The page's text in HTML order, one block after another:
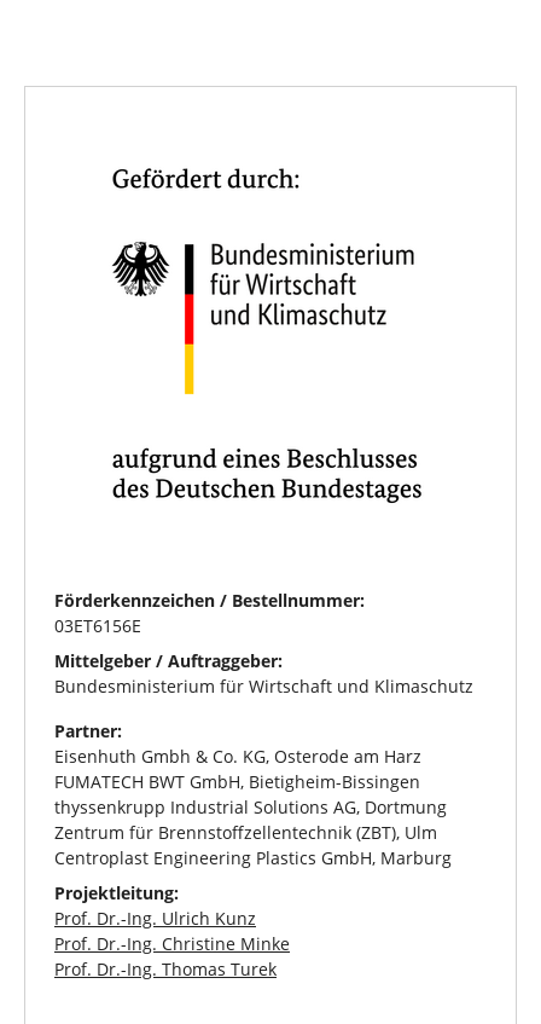
Förderkennzeichen / Bestellnummer:
03ET6156E
Mittelgeber / Auftraggeber:
Bundesministerium für Wirtschaft und Klimaschutz
Partner:
Eisenhuth Gmbh & Co. KG, Osterode am Harz
FUMATECH BWT GmbH, Bietigheim-Bissingen
thyssenkrupp Industrial Solutions AG, Dortmung
Zentrum für Brennstoffzellentechnik (ZBT), Ulm
Centroplast Engineering Plastics GmbH, Marburg
Projektleitung:
Prof. Dr.-Ing. Ulrich Kunz
Prof. Dr.-Ing. Christine Minke
Prof. Dr.-Ing. Thomas Turek